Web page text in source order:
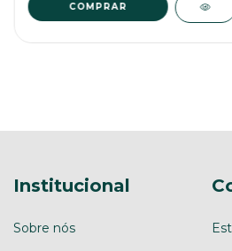
COMPRAR
Institucional
Sobre nós